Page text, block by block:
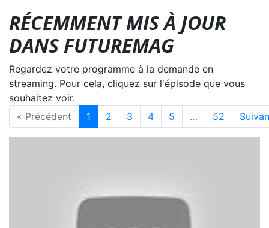
RÉCEMMENT MIS À JOUR
DANS FUTUREMAG
Regardez votre programme à la demande en
streaming. Pour cela, cliquez sur l'épisode que vous
souhaitez voir.
« Précédent
1 2 3 4 5 … 52